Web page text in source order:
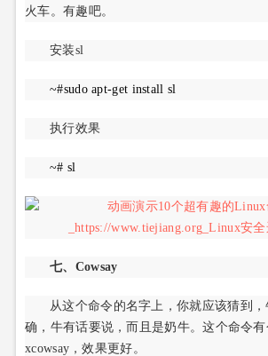
火车。有趣吧。
安装sl
~#sudo apt-get install sl
执行效果
~# sl
七、Cowsay
从这个命令的名字上，你就应该猜到
确，牛有话要说，而且是奶牛。这个命令
xcowsay，效果更好。